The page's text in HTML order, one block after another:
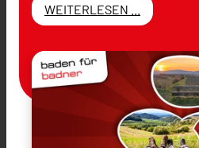
WEITERLESEN ...